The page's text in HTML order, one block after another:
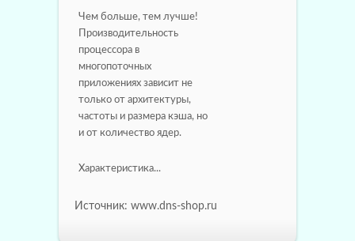
Чем больше, тем лучше!
Производительность
процессора в
многопоточных
приложениях зависит не
только от архитектуры,
частоты и размера кэша, но
и от количество ядер.
Характеристика...
Источник: www.dns-shop.ru